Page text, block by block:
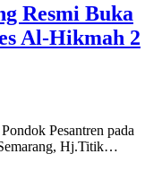
Resmi Buka
Al-Hikmah 2
Pesantren pada
Hj.Titik…